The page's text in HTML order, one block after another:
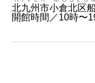
北九州市小倉北区
開館時間／10時〜